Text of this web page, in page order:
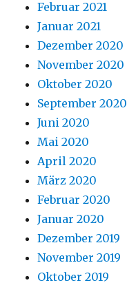
Februar 2021
Januar 2021
Dezember 2020
November 2020
Oktober 2020
September 2020
Juni 2020
Mai 2020
April 2020
März 2020
Februar 2020
Januar 2020
Dezember 2019
November 2019
Oktober 2019